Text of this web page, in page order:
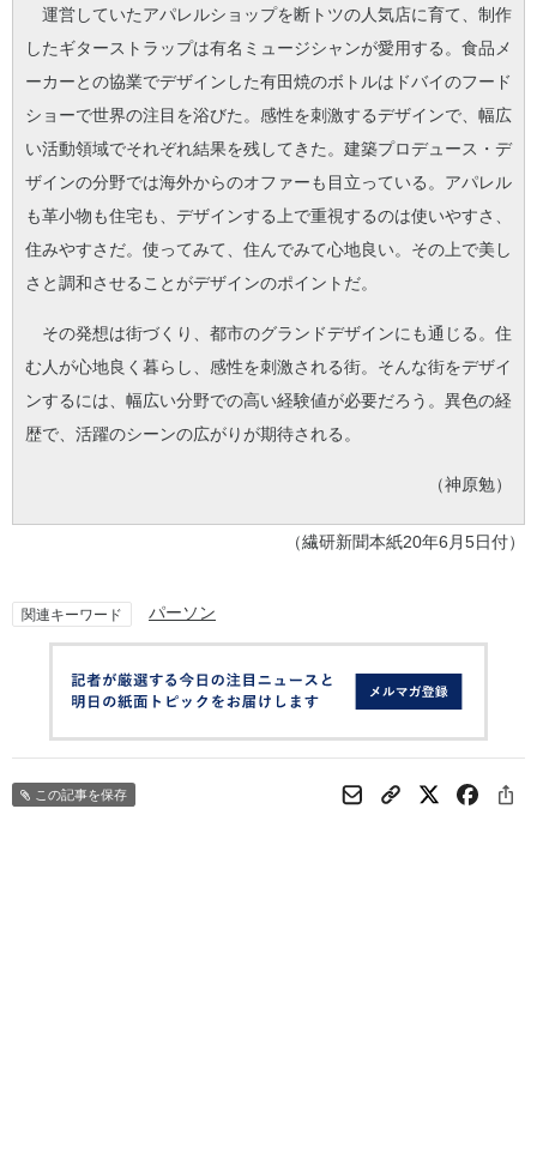
運営していたアパレルショップを断トツの人気店に育て、制作
したギターストラップは有名ミュージシャンが愛用する。食品メ
ーカーとの協業でデザインした有田焼のボトルはドバイのフード
ショーで世界の注目を浴びた。感性を刺激するデザインで、幅広
い活動領域でそれぞれ結果を残してきた。建築プロデュース・デ
ザインの分野では海外からのオファーも目立っている。アパレル
も革小物も住宅も、デザインする上で重視するのは使いやすさ、
住みやすさだ。使ってみて、住んでみて心地良い。その上で美し
さと調和させることがデザインのポイントだ。
その発想は街づくり、都市のグランドデザインにも通じる。住
む人が心地良く暮らし、感性を刺激される街。そんな街をデザイ
ンするには、幅広い分野での高い経験値が必要だろう。異色の経
歴で、活躍のシーンの広がりが期待される。
（神原勉）
（繊研新聞本紙20年6月5日付）
関連キーワード パーソン
この記事を保存